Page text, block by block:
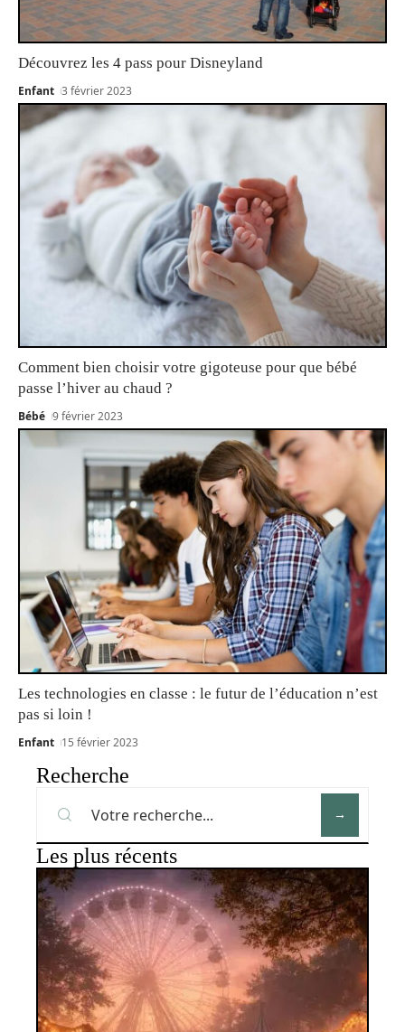
Découvrez les 4 pass pour Disneyland
Enfant 3 février 2023
Comment bien choisir votre gigoteuse pour que bébé
passe l’hiver au chaud ?
Bébé 9 février 2023
Les technologies en classe : le futur de l’éducation n’est
pas si loin !
Enfant 15 février 2023
Recherche
Les plus récents